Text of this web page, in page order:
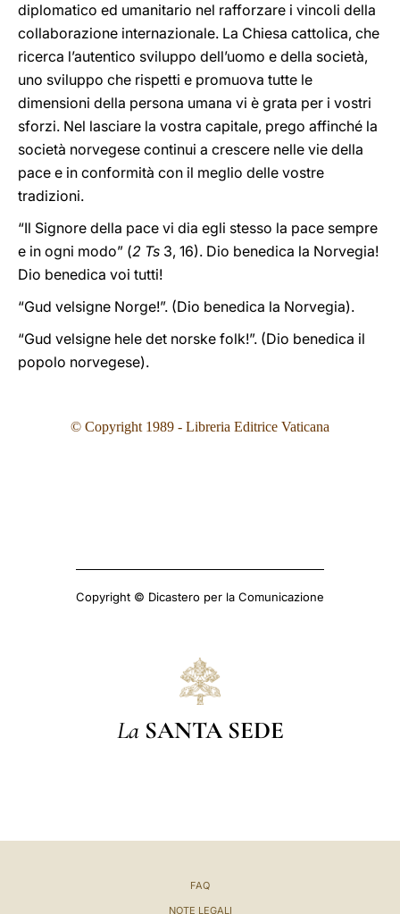
diplomatico ed umanitario nel rafforzare i vincoli della
collaborazione internazionale. La Chiesa cattolica, che
ricerca l’autentico sviluppo dell’uomo e della società,
uno sviluppo che rispetti e promuova tutte le
dimensioni della persona umana vi è grata per i vostri
sforzi. Nel lasciare la vostra capitale, prego affinché la
società norvegese continui a crescere nelle vie della
pace e in conformità con il meglio delle vostre
tradizioni.
“Il Signore della pace vi dia egli stesso la pace sempre
e in ogni modo” (2 Ts 3, 16). Dio benedica la Norvegia!
Dio benedica voi tutti!
“Gud velsigne Norge!”. (Dio benedica la Norvegia).
“Gud velsigne hele det norske folk!”. (Dio benedica il
popolo norvegese).
© Copyright 1989 - Libreria Editrice Vaticana
Copyright © Dicastero per la Comunicazione
La SANTA SEDE
FAQ
NOTE LEGALI